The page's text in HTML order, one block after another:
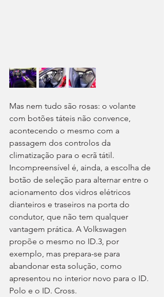
Mas nem tudo são rosas: o volante
com botões táteis não convence,
acontecendo o mesmo com a
passagem dos controlos da
climatização para o ecrã tátil.
Incompreensível é, ainda, a escolha de
botão de seleção para alternar entre o
acionamento dos vidros elétricos
dianteiros e traseiros na porta do
condutor, que não tem qualquer
vantagem prática. A Volkswagen
propõe o mesmo no ID.3, por
exemplo, mas prepara-se para
abandonar esta solução, como
apresentou no interior novo para o ID.
Polo e o ID. Cross.